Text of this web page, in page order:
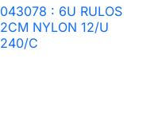
043078 : 6U RULOS
2CM NYLON 12/U
240/C